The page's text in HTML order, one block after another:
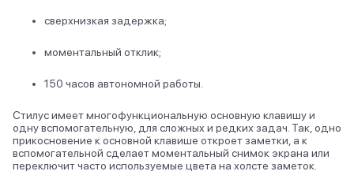
сверхнизкая задержка;
моментальный отклик;
150 часов автономной работы.
Стилус имеет многофункциональную основную клавишу и
одну вспомогательную, для сложных и редких задач. Так, одно
прикосновение к основной клавише откроет заметки, а к
вспомогательной сделает моментальный снимок экрана или
переключит часто используемые цвета на холсте заметок.